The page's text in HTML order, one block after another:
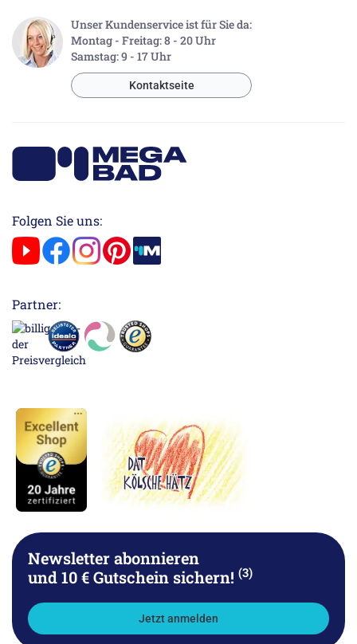
Unser Kundenservice ist für Sie da:
Montag - Freitag: 8 - 20 Uhr
Samstag: 9 - 17 Uhr
Kontaktseite
Folgen Sie uns:
Partner:
Newsletter abonnieren
und 10 € Gutschein sichern! (3)
Jetzt anmelden